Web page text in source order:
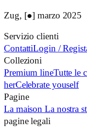
Zug, [●] marzo 2025
Servizio clienti
ContattiLogin /
Collezioni
Premium lineTutte le
herCelebrate youself
Pagine
La maisonLa nostra
pagine legali